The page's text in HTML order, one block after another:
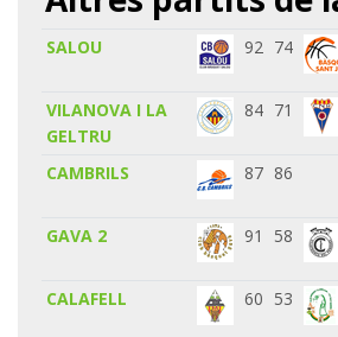
SALOU 92 74
VILANOVA I LA
GELTRU
84 71
CAMBRILS
87 86
GAVA 2
91 58
CALAFELL
60 53